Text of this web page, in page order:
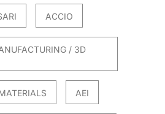
ACCIO
/ 3D
AEI